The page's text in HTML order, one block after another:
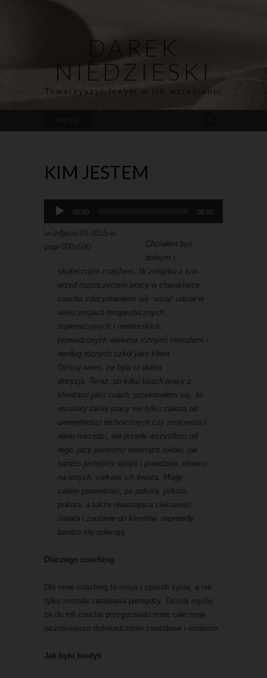
DAREK
NIEDZIESKI
Towarzyszyć innym w ich wzrastaniu
KIM JESTEM
Odtwarzacz
dźwiękowych
00:00 00:00
Chciałem byś
dobrym i
skutecznym coachem. W związku z tym
przed rozpoczęciem pracy w charakterze
coacha zdecydowałem się wziąć udział w
wielu sesjach terapeutycznych,
superwizyjnych i mentorskich,
prowadzonych wieloma różnymi metodami i
według różnych szkół jako klient.
Dzisiaj wiem, że była to dobra
decyzja. Teraz, po kilku latach pracy z
klientami jako coach, przekonałem się, że
rezultaty takiej pracy nie tylko zależą od
umiejętności technicznych czy znajomości
wielu narzędzi, ale przede wszystkim od
tego, jacy jesteśmy wewnątrz siebie, jak
bardzo jesteśmy spójni i prawdziwi, otwarci
na innych, ciekawi ich świata. Mogę
zatem powiedzieć, że pokora, pokora,
pokora, a także nieustająca ciekawość
świata i zaufanie do klientów, naprawdę
bardzo się opłacają.
Dlaczego coaching
Dla mnie coaching to misja i sposób życia, a nie
tylko metoda zarabiania pieniędzy. Dzisiaj myślę,
że do roli coacha przygotowało mnie całe moje
wcześniejsze doświadczenie zawodowe i osobiste.
Jak było kiedyś